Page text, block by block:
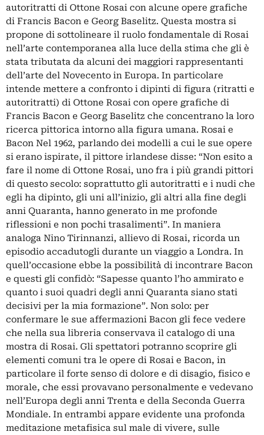
autoritratti di Ottone Rosai con alcune opere grafiche
di Francis Bacon e Georg Baselitz. Questa mostra si
propone di sottolineare il ruolo fondamentale di Rosai
nell’arte contemporanea alla luce della stima che gli è
stata tributata da alcuni dei maggiori rappresentanti
dell’arte del Novecento in Europa. In particolare
intende mettere a confronto i dipinti di figura (ritratti e
autoritratti) di Ottone Rosai con opere grafiche di
Francis Bacon e Georg Baselitz che concentrano la loro
ricerca pittorica intorno alla figura umana. Rosai e
Bacon Nel 1962, parlando dei modelli a cui le sue opere
si erano ispirate, il pittore irlandese disse: “Non esito a
fare il nome di Ottone Rosai, uno fra i più grandi pittori
di questo secolo: soprattutto gli autoritratti e i nudi che
egli ha dipinto, gli uni all’inizio, gli altri alla fine degli
anni Quaranta, hanno generato in me profonde
riflessioni e non pochi trasalimenti”. In maniera
analoga Nino Tirinnanzi, allievo di Rosai, ricorda un
episodio accadutogli durante un viaggio a Londra. In
quell’occasione ebbe la possibilità di incontrare Bacon
e questi gli confidò: “Sapesse quanto l’ho ammirato e
quanto i suoi quadri degli anni Quaranta siano stati
decisivi per la mia formazione”. Non solo: per
confermare le sue affermazioni Bacon gli fece vedere
che nella sua libreria conservava il catalogo di una
mostra di Rosai. Gli spettatori potranno scoprire gli
elementi comuni tra le opere di Rosai e Bacon, in
particolare il forte senso di dolore e di disagio, fisico e
morale, che essi provavano personalmente e vedevano
nell’Europa degli anni Trenta e della Seconda Guerra
Mondiale. In entrambi appare evidente una profonda
meditazione metafisica sul male di vivere, sulle